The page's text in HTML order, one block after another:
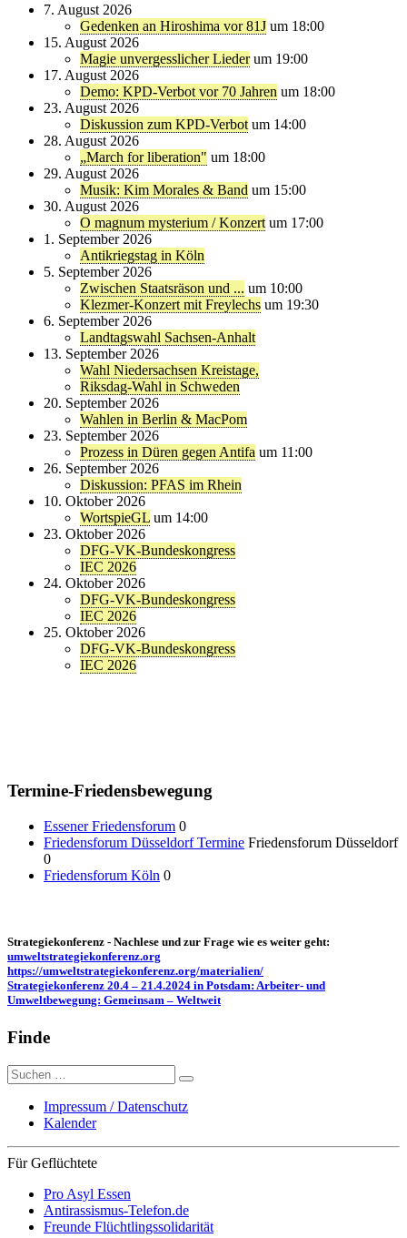
7. August 2026
Gedenken an Hiroshima vor 81J um 18:00
15. August 2026
Magie unvergesslicher Lieder um 19:00
17. August 2026
Demo: KPD-Verbot vor 70 Jahren um 18:00
23. August 2026
Diskussion zum KPD-Verbot um 14:00
28. August 2026
„March for liberation" um 18:00
29. August 2026
Musik: Kim Morales & Band um 15:00
30. August 2026
O magnum mysterium / Konzert um 17:00
1. September 2026
Antikriegstag in Köln
5. September 2026
Zwischen Staatsräson und ... um 10:00
Klezmer-Konzert mit Freylechs um 19:30
6. September 2026
Landtagswahl Sachsen-Anhalt
13. September 2026
Wahl Niedersachsen Kreistage,
Riksdag-Wahl in Schweden
20. September 2026
Wahlen in Berlin & MacPom
23. September 2026
Prozess in Düren gegen Antifa um 11:00
26. September 2026
Diskussion: PFAS im Rhein
10. Oktober 2026
WortspieGL um 14:00
23. Oktober 2026
DFG-VK-Bundeskongress
IEC 2026
24. Oktober 2026
DFG-VK-Bundeskongress
IEC 2026
25. Oktober 2026
DFG-VK-Bundeskongress
IEC 2026
Termine-Friedensbewegung
Essener Friedensforum 0
Friedensforum Düsseldorf Termine Friedensforum Düsseldorf
0
Friedensforum Köln 0
Strategiekonferenz - Nachlese und zur Frage wie es weiter geht:
umweltstrategiekonferenz.org
https://umweltstrategiekonferenz.org/materialien/
Strategiekonferenz 20.4 – 21.4.2024 in Potsdam: Arbeiter- und
Umweltbewegung: Gemeinsam – Weltweit
Finde
Suche
nach:
Impressum / Datenschutz
Kalender
Für Geflüchtete
Pro Asyl Essen
Antirassismus-Telefon.de
Freunde Flüchtlingssolidarität